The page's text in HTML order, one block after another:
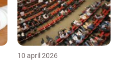
10 april 2026